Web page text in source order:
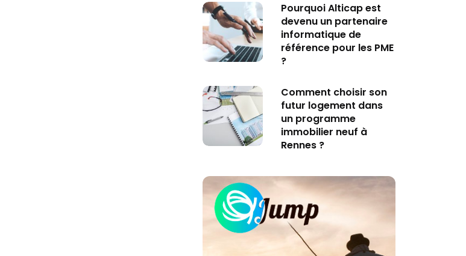
Pourquoi Alticap est
devenu un partenaire
informatique de
référence pour les PME
?
Comment choisir son
futur logement dans
un programme
immobilier neuf à
Rennes ?